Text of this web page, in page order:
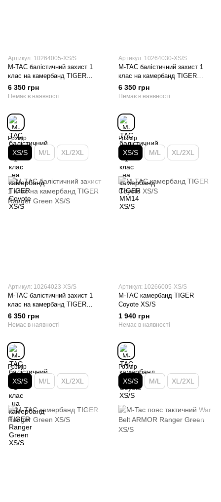
Артикул: 10264005-XS/S
M-TAC балістичний захист 1
клас на камербанд TIGER
Coyote XS/S
6 350 грн
Немає в наявності
Розмір
XS/S M/L XL/2XL
Артикул: 10264030-XS/S
M-TAC балістичний захист 1
клас на камербанд TIGER
MM14 XS/S
6 350 грн
Немає в наявності
Розмір
XS/S M/L XL/2XL
Артикул: 10264023-XS/S
M-TAC балістичний захист 1
клас на камербанд TIGER
Ranger Green XS/S
6 350 грн
Немає в наявності
Розмір
XS/S M/L XL/2XL
Артикул: 10266005-XS/S
M-TAC камербанд TIGER
Coyote XS/S
1 940 грн
Немає в наявності
Розмір
XS/S M/L XL/2XL